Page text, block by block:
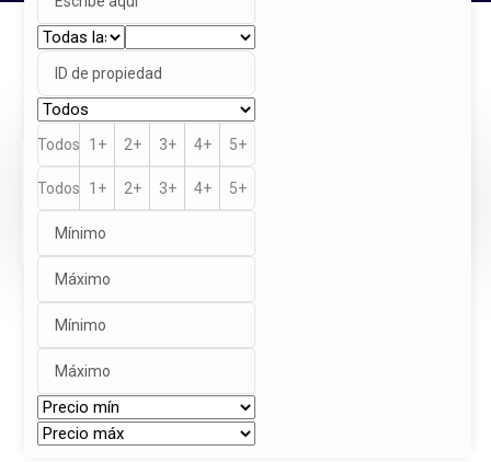
Todos 1+ 2+ 3+ 4+ 5+
Todos 1+ 2+ 3+ 4+ 5+
Propiedad única
$55,000
Renta
Descripción